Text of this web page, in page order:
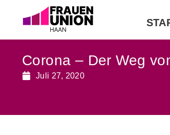
Corona – Der Weg
Juli 27, 2020